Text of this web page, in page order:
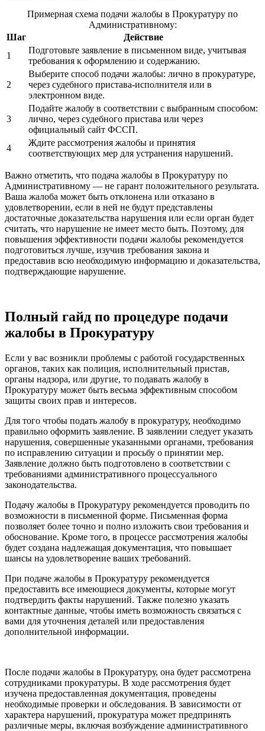
Примерная схема подачи жалобы в Прокуратуру по
Административному:
Шаг
Действие
1
Подготовьте заявление в письменном виде, учитывая
требования к оформлению и содержанию.
2
Выберите способ подачи жалобы: лично в прокуратуре,
через судебного пристава-исполнителя или в
электронном виде.
3
Подайте жалобу в соответствии с выбранным способом:
лично, через судебного пристава или через
официальный сайт ФССП.
4
Ждите рассмотрения жалобы и принятия
соответствующих мер для устранения нарушений.
Важно отметить, что подача жалобы в Прокуратуру по
Административному — не гарант положительного результата.
Ваша жалоба может быть отклонена или отказано в
удовлетворении, если в ней не будут представлены
достаточные доказательства нарушения или если орган будет
считать, что нарушение не имеет место быть. Поэтому, для
повышения эффективности подачи жалобы рекомендуется
подготовиться лучше, изучив требования закона и
предоставив всю необходимую информацию и доказательства,
подтверждающие нарушение.
Полный гайд по процедуре подачи
жалобы в Прокуратуру
Если у вас возникли проблемы с работой государственных
органов, таких как полиция, исполнительный пристав,
органы надзора, или другие, то подавать жалобу в
Прокуратуру может быть весьма эффективным способом
защиты своих прав и интересов.
Для того чтобы подать жалобу в прокуратуру, необходимо
правильно оформить заявление. В заявлении следует указать
нарушения, совершенные указанными органами, требования
по исправлению ситуации и просьбу о принятии мер.
Заявление должно быть подготовлено в соответствии с
требованиями административного процессуального
законодательства.
Подачу жалобы в Прокуратуру рекомендуется проводить по
возможности в письменной форме. Письменная форма
позволяет более точно и полно изложить свои требования и
обоснование. Кроме того, в процессе рассмотрения жалобы
будет создана надлежащая документация, что повышает
шансы на удовлетворение ваших требований.
При подаче жалобы в Прокуратуру рекомендуется
предоставить все имеющиеся документы, которые могут
подтвердить факты нарушений. Также полезно указать
контактные данные, чтобы иметь возможность связаться с
вами для уточнения деталей или предоставления
дополнительной информации.
После подачи жалобы в Прокуратуру, она будет рассмотрена
сотрудниками прокуратуры. В ходе рассмотрения будет
изучена предоставленная документация, проведены
необходимые проверки и обследования. В зависимости от
характера нарушений, прокуратура может предпринять
различные меры, включая возбуждение административного